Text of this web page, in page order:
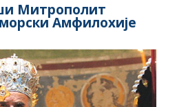
Митрополит
Амфилохије